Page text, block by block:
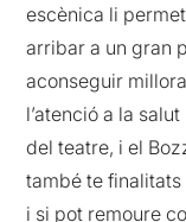
escènica li
arribar a un gran
aconseguir
l’atenció a la
del teatre, i el
també te
i si pot remoure